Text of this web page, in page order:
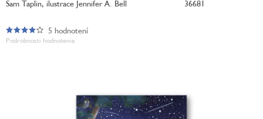
Sam Taplin, ilustrace Jennifer A. Bell 36681
Podrobnosti hodnotenia
Priemerné
hodnotenie
hviezdičiek.
5 hodnotení